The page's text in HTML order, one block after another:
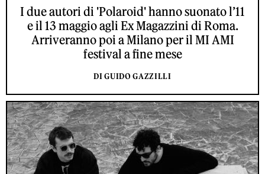
I due autori di 'Polaroid' hanno suonato l’11
e il 13 maggio agli Ex Magazzini di Roma.
Arriveranno poi a Milano per il MI AMI
festival a fine mese
DI GUIDO GAZZILLI